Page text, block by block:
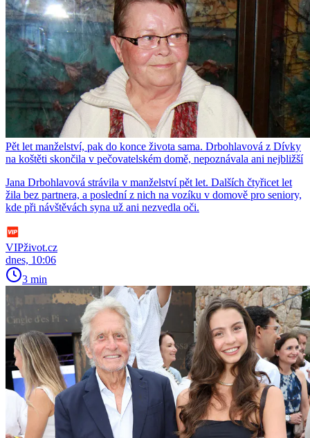
Pět let manželství, pak do konce života sama. Drbohlavová z Dívky
na koštěti skončila v pečovatelském domě, nepoznávala ani nejbližší
Jana Drbohlavová strávila v manželství pět let. Dalších čtyřicet let
žila bez partnera, a poslední z nich na vozíku v domově pro seniory,
kde při návštěvách syna už ani nezvedla oči.
VIPživot.cz
dnes, 10:06
3 min